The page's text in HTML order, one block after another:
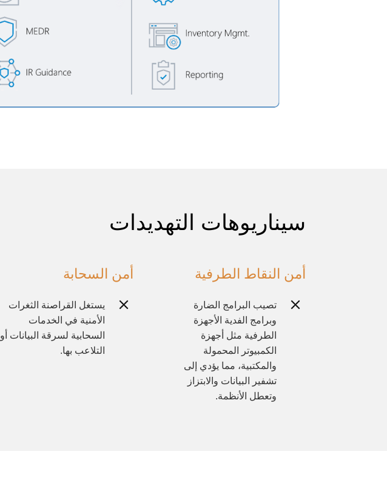
سيناريوهات التهديدات
أمن السحابة
يستغل القراصنة الثغرات
الأمنية في الخدمات
السحابية لسرقة البيانات أو
التلاعب بها.
أمن النقاط الطرفية
تصيب البرامج الضارة
وبرامج الفدية الأجهزة
الطرفية مثل أجهزة
الكمبيوتر المحمولة
والمكتبية، مما يؤدي إلى
تشفير البيانات والابتزاز
وتعطل الأنظمة.